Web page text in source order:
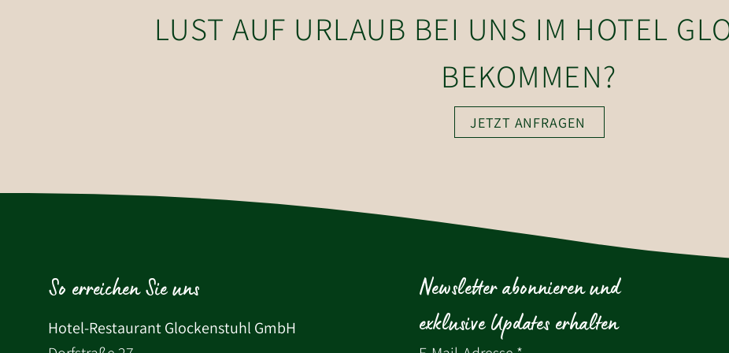
LUST AUF URLAUB BEI UNS IM HOTEL
BEKOMMEN?
JETZT ANFRAGEN
So erreichen Sie uns
Hotel-Restaurant Glockenstuhl GmbH
Newsletter abonnieren und
exklusive Updates erhalten